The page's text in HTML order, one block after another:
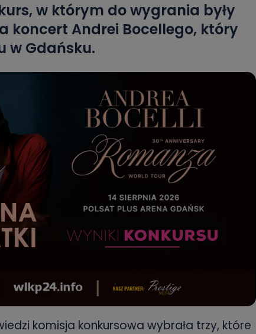
w którym do wygrania były
koncert Andrei Bocellego, który
w Gdańsku.
komisja konkursowa wybrała trzy, które